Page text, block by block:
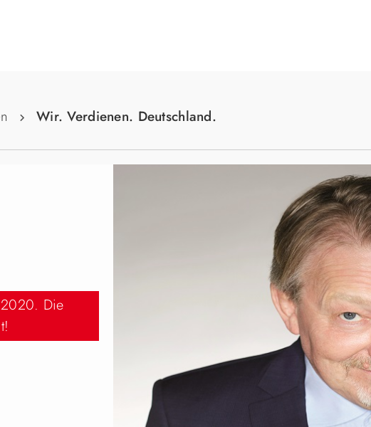
Wir. Verdienen. Deutschland.
Die